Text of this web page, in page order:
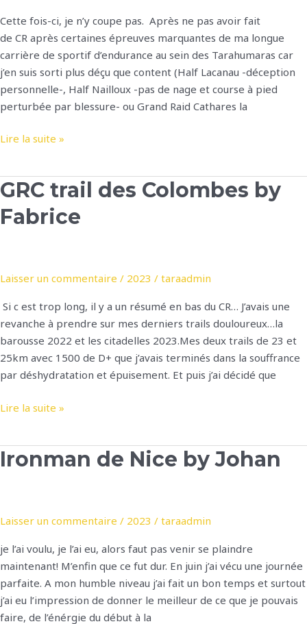
Cette fois-ci, je n’y coupe pas. Après ne pas avoir fait
de CR après certaines épreuves marquantes de ma longue
carrière de sportif d’endurance au sein des Tarahumaras car
j’en suis sorti plus déçu que content (Half Lacanau -déception
personnelle-, Half Nailloux -pas de nage et course à pied
perturbée par blessure- ou Grand Raid Cathares la
une
la
vie
by
Lire la suite »
GRC trail des Colombes by
Fabrice
Laisser un commentaire / 2023 / taraadmin
Si c est trop long, il y a un résumé en bas du CR… J’avais une
revanche à prendre sur mes derniers trails douloureux…la
barousse 2022 et les citadelles 2023.Mes deux trails de 23 et
25km avec 1500 de D+ que j’avais terminés dans la souffrance
par déshydratation et épuisement. Et puis j’ai décidé que
GRC
Colombes
Lire la suite »
Ironman de Nice by Johan
Laisser un commentaire / 2023 / taraadmin
je l’ai voulu, je l’ai eu, alors faut pas venir se plaindre
maintenant! M’enfin que ce fut dur. En juin j’ai vécu une journée
parfaite. A mon humble niveau j’ai fait un bon temps et surtout
j’ai eu l’impression de donner le meilleur de ce que je pouvais
faire, de l’énérgie du début à la